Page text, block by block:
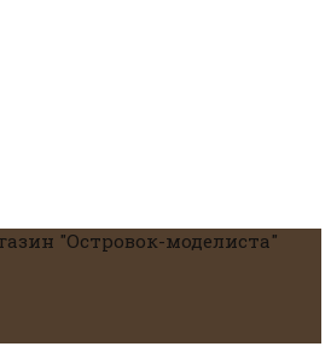
"Островок-моделиста"